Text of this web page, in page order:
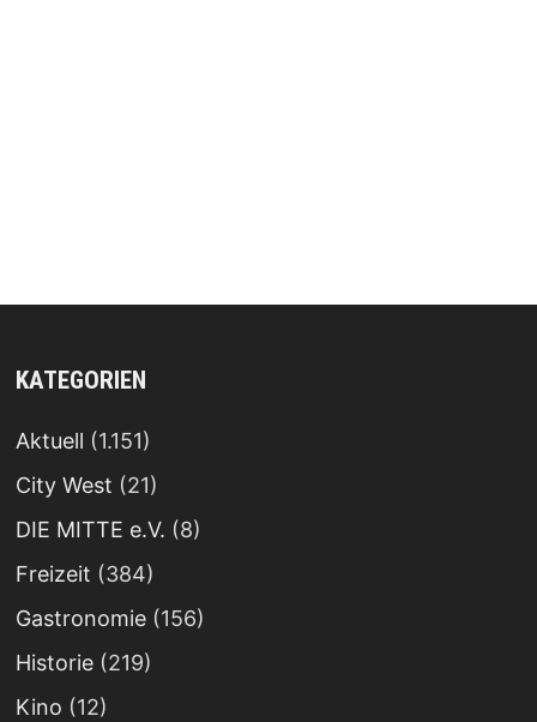
KATEGORIEN
Aktuell (1.151)
City West (21)
DIE MITTE e.V. (8)
Freizeit (384)
Gastronomie(156)
Historie(219)
Kino (12)